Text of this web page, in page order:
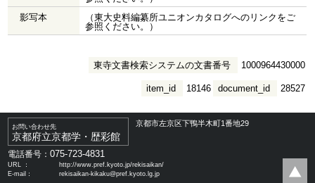
影写本
（東大史料編纂所ユニオンカタログへのリンクをご
参照ください。）
東寺文書検索システムの文書番号 1000964430000
document_id 28527
item_id 18146
お問い合わせ先
京都府立京都学・歴彩館
京都市左京区下鴨半木町1番地29
電話番号：075-723-4831
URL ：
http://www.pref.kyoto.jp/rekisaikan/
E-mail：
rekisaikan-kikaku@pref.kyoto.lg.jp